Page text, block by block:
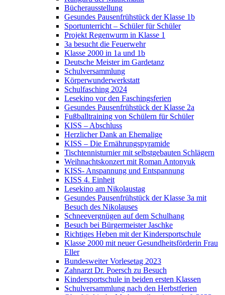
Bücherausstellung
Gesundes Pausenfrühstück der Klasse 1b
Sportunterricht – Schüler für Schüler
Projekt Regenwurm in Klasse 1
3a besucht die Feuerwehr
Klasse 2000 in 1a und 1b
Deutsche Meister im Gardetanz
Schulversammlung
Körperwunderwerkstatt
Schulfasching 2024
Lesekino vor den Faschingsferien
Gesundes Pausenfrühstück der Klasse 2a
Fußballtraining von Schülern für Schüler
KISS – Abschluss
Herzlicher Dank an Ehemalige
KISS – Die Ernährungspyramide
Tischtennisturnier mit selbstgebauten Schlägern
Weihnachtskonzert mit Roman Antonyuk
KISS- Anspannung und Entspannung
KISS 4. Einheit
Lesekino am Nikolaustag
Gesundes Pausenfrühstück der Klasse 3a mit
Besuch des Nikolauses
Schneevergnügen auf dem Schulhang
Besuch bei Bürgermeister Jaschke
Richtiges Heben mit der Kindersportschule
Klasse 2000 mit neuer Gesundheitsförderin Frau
Eller
Bundesweiter Vorlesetag 2023
Zahnarzt Dr. Poersch zu Besuch
Kindersportschule in beiden ersten Klassen
Schulversammlung nach den Herbstferien